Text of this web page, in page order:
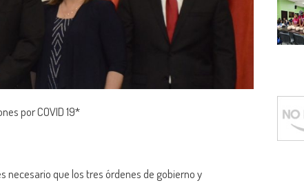
por COVID 19*
que los tres órdenes de gobierno y